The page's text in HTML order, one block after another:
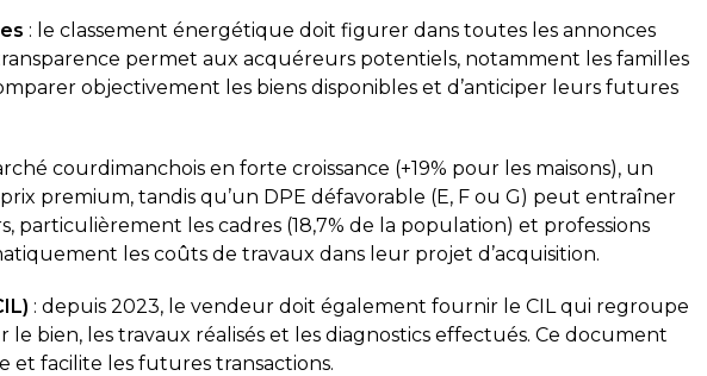
: le classement énergétique doit figurer dans toutes les annonces
permet aux acquéreurs potentiels, notamment les familles
objectivement les biens disponibles et d’anticiper leurs futures
courdimanchois en forte croissance (+19% pour les maisons), un
premium, tandis qu’un DPE défavorable (E, F ou G) peut entraîner
particulièrement les cadres (18,7% de la population) et professions
les coûts de travaux dans leur projet d’acquisition.
: depuis 2023, le vendeur doit également fournir le CIL qui regroupe
bien, les travaux réalisés et les diagnostics effectués. Ce document
et facilite les futures transactions.